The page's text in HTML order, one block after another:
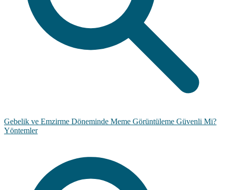
Gebelik ve Emzirme Döneminde Meme Görüntüleme Güvenli Mi?
Yöntemler